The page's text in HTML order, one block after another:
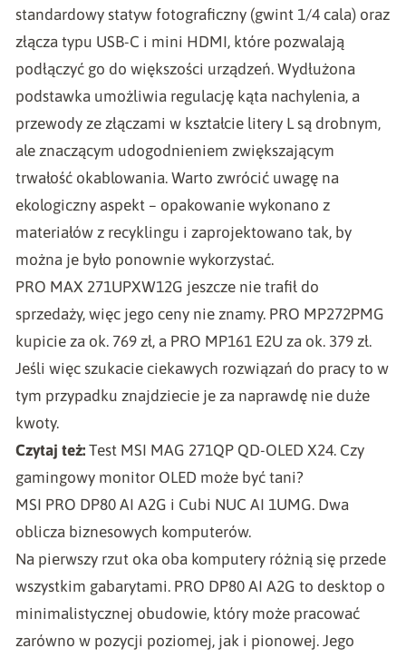
standardowy statyw fotograficzny (gwint 1/4 cala) oraz
złącza typu USB-C i mini HDMI, które pozwalają
podłączyć go do większości urządzeń. Wydłużona
podstawka umożliwia regulację kąta nachylenia, a
przewody ze złączami w kształcie litery L są drobnym,
ale znaczącym udogodnieniem zwiększającym
trwałość okablowania. Warto zwrócić uwagę na
ekologiczny aspekt – opakowanie wykonano z
materiałów z recyklingu i zaprojektowano tak, by
można je było ponownie wykorzystać.
PRO MAX 271UPXW12G jeszcze nie trafił do
sprzedaży, więc jego ceny nie znamy. PRO MP272PMG
kupicie za ok. 769 zł, a PRO MP161 E2U za ok. 379 zł.
Jeśli więc szukacie ciekawych rozwiązań do pracy to w
tym przypadku znajdziecie je za naprawdę nie duże
kwoty.
Czytaj też: Test MSI MAG 271QP QD-OLED X24. Czy
gamingowy monitor OLED może być tani?
MSI PRO DP80 AI A2G i Cubi NUC AI 1UMG. Dwa
oblicza biznesowych komputerów.
Na pierwszy rzut oka oba komputery różnią się przede
wszystkim gabarytami. PRO DP80 AI A2G to desktop o
minimalistycznej obudowie, który może pracować
zarówno w pozycji poziomej, jak i pionowej. Jego